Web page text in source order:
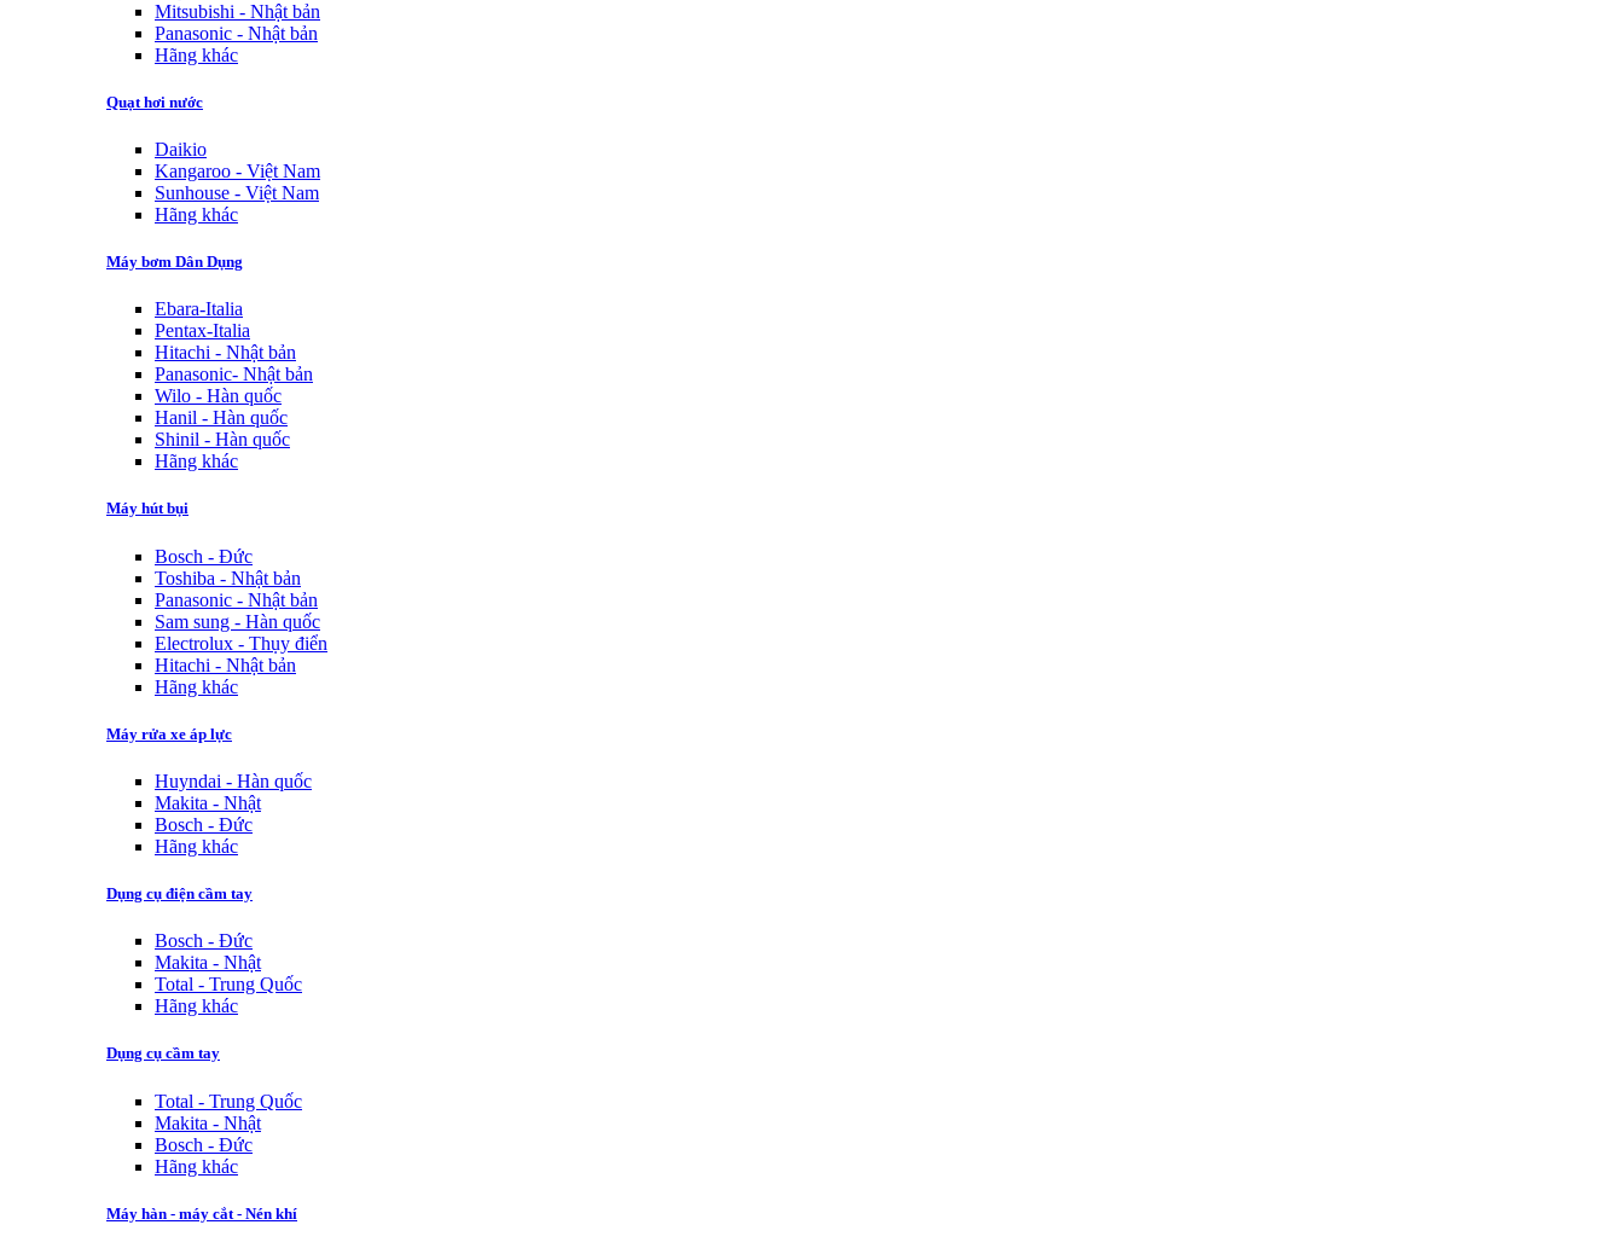
Mitsubishi - Nhật bản
Panasonic - Nhật bản
Hãng khác
Quạt hơi nước
Daikio
Kangaroo - Việt Nam
Sunhouse - Việt Nam
Hãng khác
Máy bơm Dân Dụng
Ebara-Italia
Pentax-Italia
Hitachi - Nhật bản
Panasonic- Nhật bản
Wilo - Hàn quốc
Hanil - Hàn quốc
Shinil - Hàn quốc
Hãng khác
Máy hút bụi
Bosch - Đức
Toshiba - Nhật bản
Panasonic - Nhật bản
Sam sung - Hàn quốc
Electrolux - Thụy điển
Hitachi - Nhật bản
Hãng khác
Máy rửa xe áp lực
Huyndai - Hàn quốc
Makita - Nhật
Bosch - Đức
Hãng khác
Dụng cụ điện cầm tay
Bosch - Đức
Makita - Nhật
Total - Trung Quốc
Hãng khác
Dụng cụ cầm tay
Total - Trung Quốc
Makita - Nhật
Bosch - Đức
Hãng khác
Máy hàn - máy cắt - Nén khí